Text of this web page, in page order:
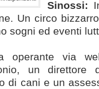
Sinossi:
Un circo
sogni ed eventi
operante via
un direttore
di cani e un